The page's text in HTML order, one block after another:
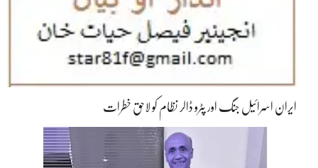
ایران اسرائیل جنگ اور پٹرو ڈالر نظام کو لاحق خطرات